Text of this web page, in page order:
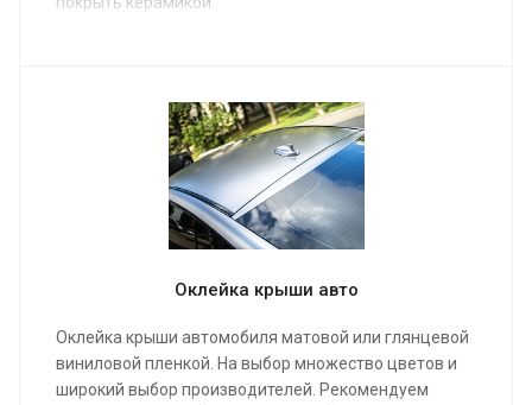
Оклейка крыши авто
Оклейка крыши автомобиля матовой или глянцевой
виниловой пленкой. На выбор множество цветов и
широкий выбор производителей. Рекомендуем